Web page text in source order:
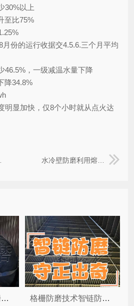
30%以上
至比75%
份的运行收据交4.5.6.三个月平均
46.5%，一级减温水量下降
降34.8%
明显加快，仅8个小时就从点火达
水冷壁防磨利用熔敷工艺的技术原理
丰链防磨导流板格栅经纬网格彻底解决cfb流化床锅炉水冷壁管磨损 格栅防磨技术智链防磨治理cfb锅炉水冷壁磨损